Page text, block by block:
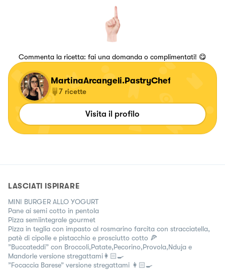
Commenta la ricetta: fai una domanda o complimentati! 😋
MartinaArcangeli.PastryChef
7 ricette
Visita il profilo
LASCIATI ISPIRARE
MINI BURGER ALLO YOGURT
Pane ai semi cotto in pentola
Pizza semiintegrale gourmet
Pizza in teglia con impasto al rosmarino farcita con stracciatella,
patè di cipolle e pistacchio e prosciutto cotto 🍕
”Buccateddi” con Broccoli,Patate,Pecorino,Provola,Nduja e
Mandorle versione stregattami👩🏻‍🍳
”Focaccia Barese” versione stregattami 👩🏻‍🍳